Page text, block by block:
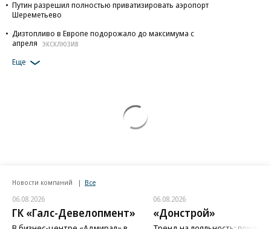
Путин разрешил полностью приватизировать аэропорт
Шереметьево
Дизтопливо в Европе подорожало до максимума с
апреля
ЭКСКЛЮЗИВ
Еще
Новости компаний Все
06.08.2026
ГК «Галс-Девелопмент»
06.08.2026
«Донстрой»